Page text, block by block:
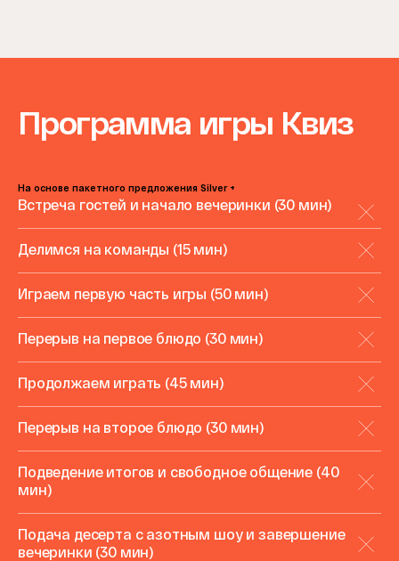
Программа игры Квиз
На основе пакетного предложения Silver +
Встреча гостей и начало вечеринки (30 мин)
Делимся на команды (15 мин)
Играем первую часть игры (50 мин)
Перерыв на первое блюдо (30 мин)
Продолжаем играть (45 мин)
Перерыв на второе блюдо (30 мин)
Подведение итогов и свободное общение (40
мин)
Подача десерта с азотным шоу и завершение
вечеринки (30 мин)